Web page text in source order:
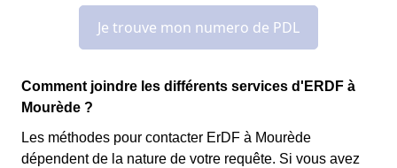
Comment joindre les différents services d'ERDF à
Mourède ?
Les méthodes pour contacter ErDF à Mourède
dépendent de la nature de votre requête. Si vous avez